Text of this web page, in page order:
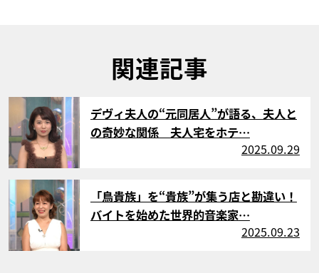
関連記事
サムネイル
デヴィ夫人の“元同居人”が語る、夫人と
の奇妙な関係 夫人宅をホテ…
2025.09.29
サムネイル
「鳥貴族」を“貴族”が集う店と勘違い！
バイトを始めた世界的音楽家…
2025.09.23